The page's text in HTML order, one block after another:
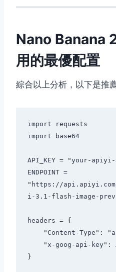
Nano Banana
用的最優配置
綜合以上分析，以下是推
import requests
import base64
API_KEY = "your-
ENDPOINT =
"https://api.apiyi.com/
i-3.1-flash-image-
headers = {
}